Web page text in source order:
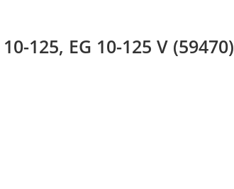
125, EG 10-125 V (59470)